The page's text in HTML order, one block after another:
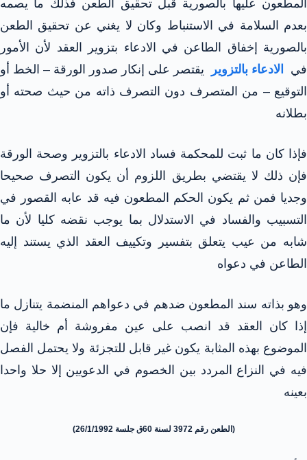
المطعون عليها بالصورية قبل تحقيق الطعن فذلك ما يصمه
بعدم السلامة في الاستنباط وكان لا يغني عن تحقيق الطعن
بالصورية إخفاق الطاعن في الادعاء بتزوير العقد لأن الأمور
في
الادعاء بالتزوير
يقتصر على إنكار صدور الورقة – الخط أو
التوقيع – من المتصرف دون التصرف ذاته من حيث صحته أو
بطلانه
فإذا كان ما ثبت للمحكمة فساد الادعاء بالتزوير وصحة الورقة
فإن ذلك لا يقتضي بطريق اللزوم أن يكون التصرف صحيحا
وجديا فمن ثم يكون الحكم المطعون فيه قد عابه القصور في
التسبيب والفساد في الاستدلال بما يوجب نقضه كليا لأن ما
شابه من عيب يتعلق بتفسير وتكييف العقد الذي يستند إليه
الطاعن في دعواه
وهو بذاته سند المطعون ضدهم في دعواهم المنضمة يتنازل ما
إذا كان العقد قد انصب على عين مفروشة أم خالية فإن
الموضوع بهذه المثابة يكون غير قابل للتجزئة ولا يحتمل الفصل
فيه في النزاع المردد بين الخصوم في الدعويين إلا حلا واحدا
بعينه
(الطعن رقم 3972 لسنة 60ق جلسة 26/1/1992)